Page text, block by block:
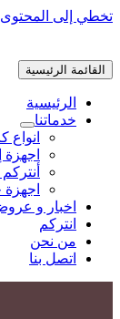
تخطي إلى المحتوى
القائمة الرئيسية
الرئيسية
خدماتنا
اجهزة
اخبار و
انتركم
من نحن
اتصل بنا